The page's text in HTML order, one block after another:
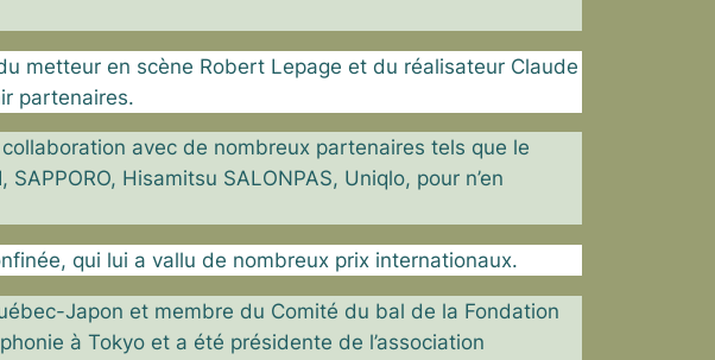
metteur en scène Robert Lepage et du réalisateur Claude
partenaires.
collaboration avec de nombreux partenaires tels que le
Hisamitsu SALONPAS, Uniqlo, pour n’en
qui lui a vallu de nombreux prix internationaux.
Japon et membre du Comité du bal de la Fondation
à Tokyo et a été présidente de l’association